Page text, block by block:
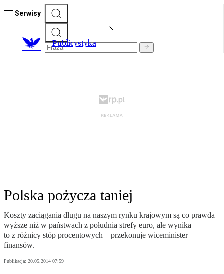
Serwisy
Publicystyka
Polska pożycza taniej
Koszty zaciągania długu na naszym rynku krajowym są co prawda
wyższe niż w państwach z południa strefy euro, ale wynika
to z różnicy stóp procentowych – przekonuje wiceminister
finansów.
Publikacja: 20.05.2014 07:59